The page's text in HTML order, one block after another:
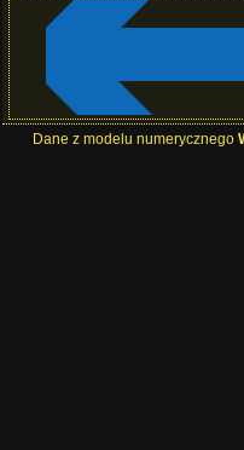
Dane z modelu numerycznego